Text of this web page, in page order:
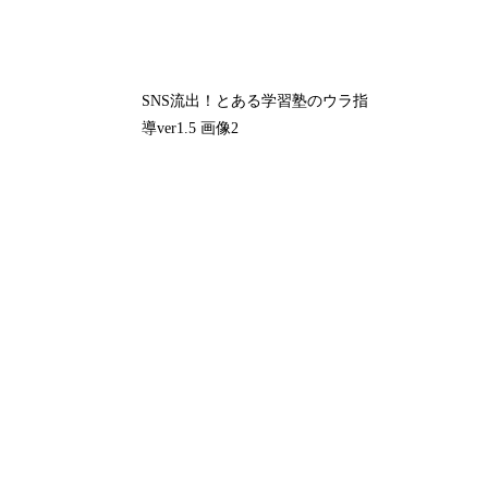
SNS流出！とある学習塾のウラ指
導ver1.5 画像2